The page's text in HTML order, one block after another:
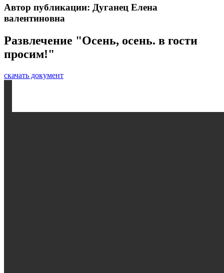
Автор публикации: Дуганец Елена
валентиновна
Развлечение "Осень, осень. в гости
просим!"
скачать документ